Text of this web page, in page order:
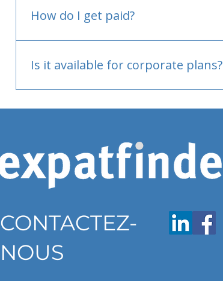
How do I get paid?
Is it available for corporate plans?
CONTACTEZ-
NOUS